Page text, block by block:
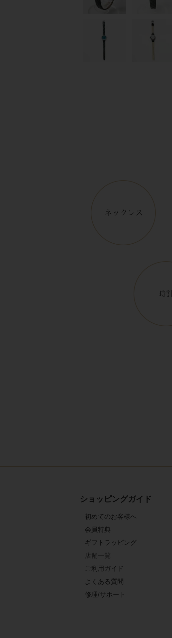
ショッピングガイド
初めてのお客様へ
会員特典
ギフトラッピング
店舗一覧
ご利用ガイド
よくある質問
修理/サポート